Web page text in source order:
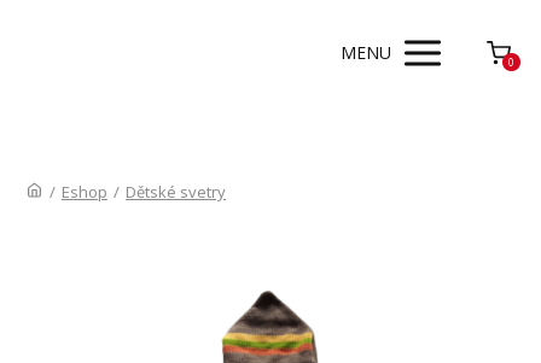
MENU 0
/ Eshop / Dětské svetry